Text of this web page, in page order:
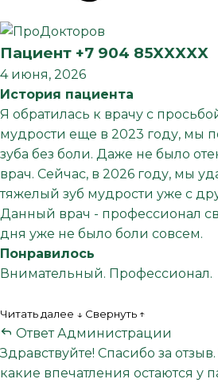
Пациент +7 904 85XXXXX
4 июня, 2026
История пациента
Я обратилась к врачу с
мудрости​ еще в 2023 году, мы
зуба без боли. Даже не было
врач. Сейчас, в 2026 году, мы
тяжелый зуб мудрости уже с
Данный врач - профессионал
дня уже не было боли совсем.
Понравилось
Внимательный. Профессионал.
Читать далее ↓ Свернуть ↑
Ответ Администрации
Здравствуйте! Спасибо за
какие впечатления остаются у